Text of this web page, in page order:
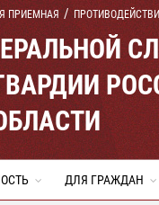
ПРИЕМНАЯ
ДЛЯ ГРАЖДАН